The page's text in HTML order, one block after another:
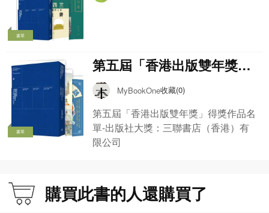
書單
書單
第五屆「香港出版雙年獎」
得獎作品名單-出版社大獎
MyBookOne收藏(0)
第五屆「香港出版雙年獎」得獎作品名
單-出版社大獎：三聯書店（香港）有
限公司
購買此書的人還購買了